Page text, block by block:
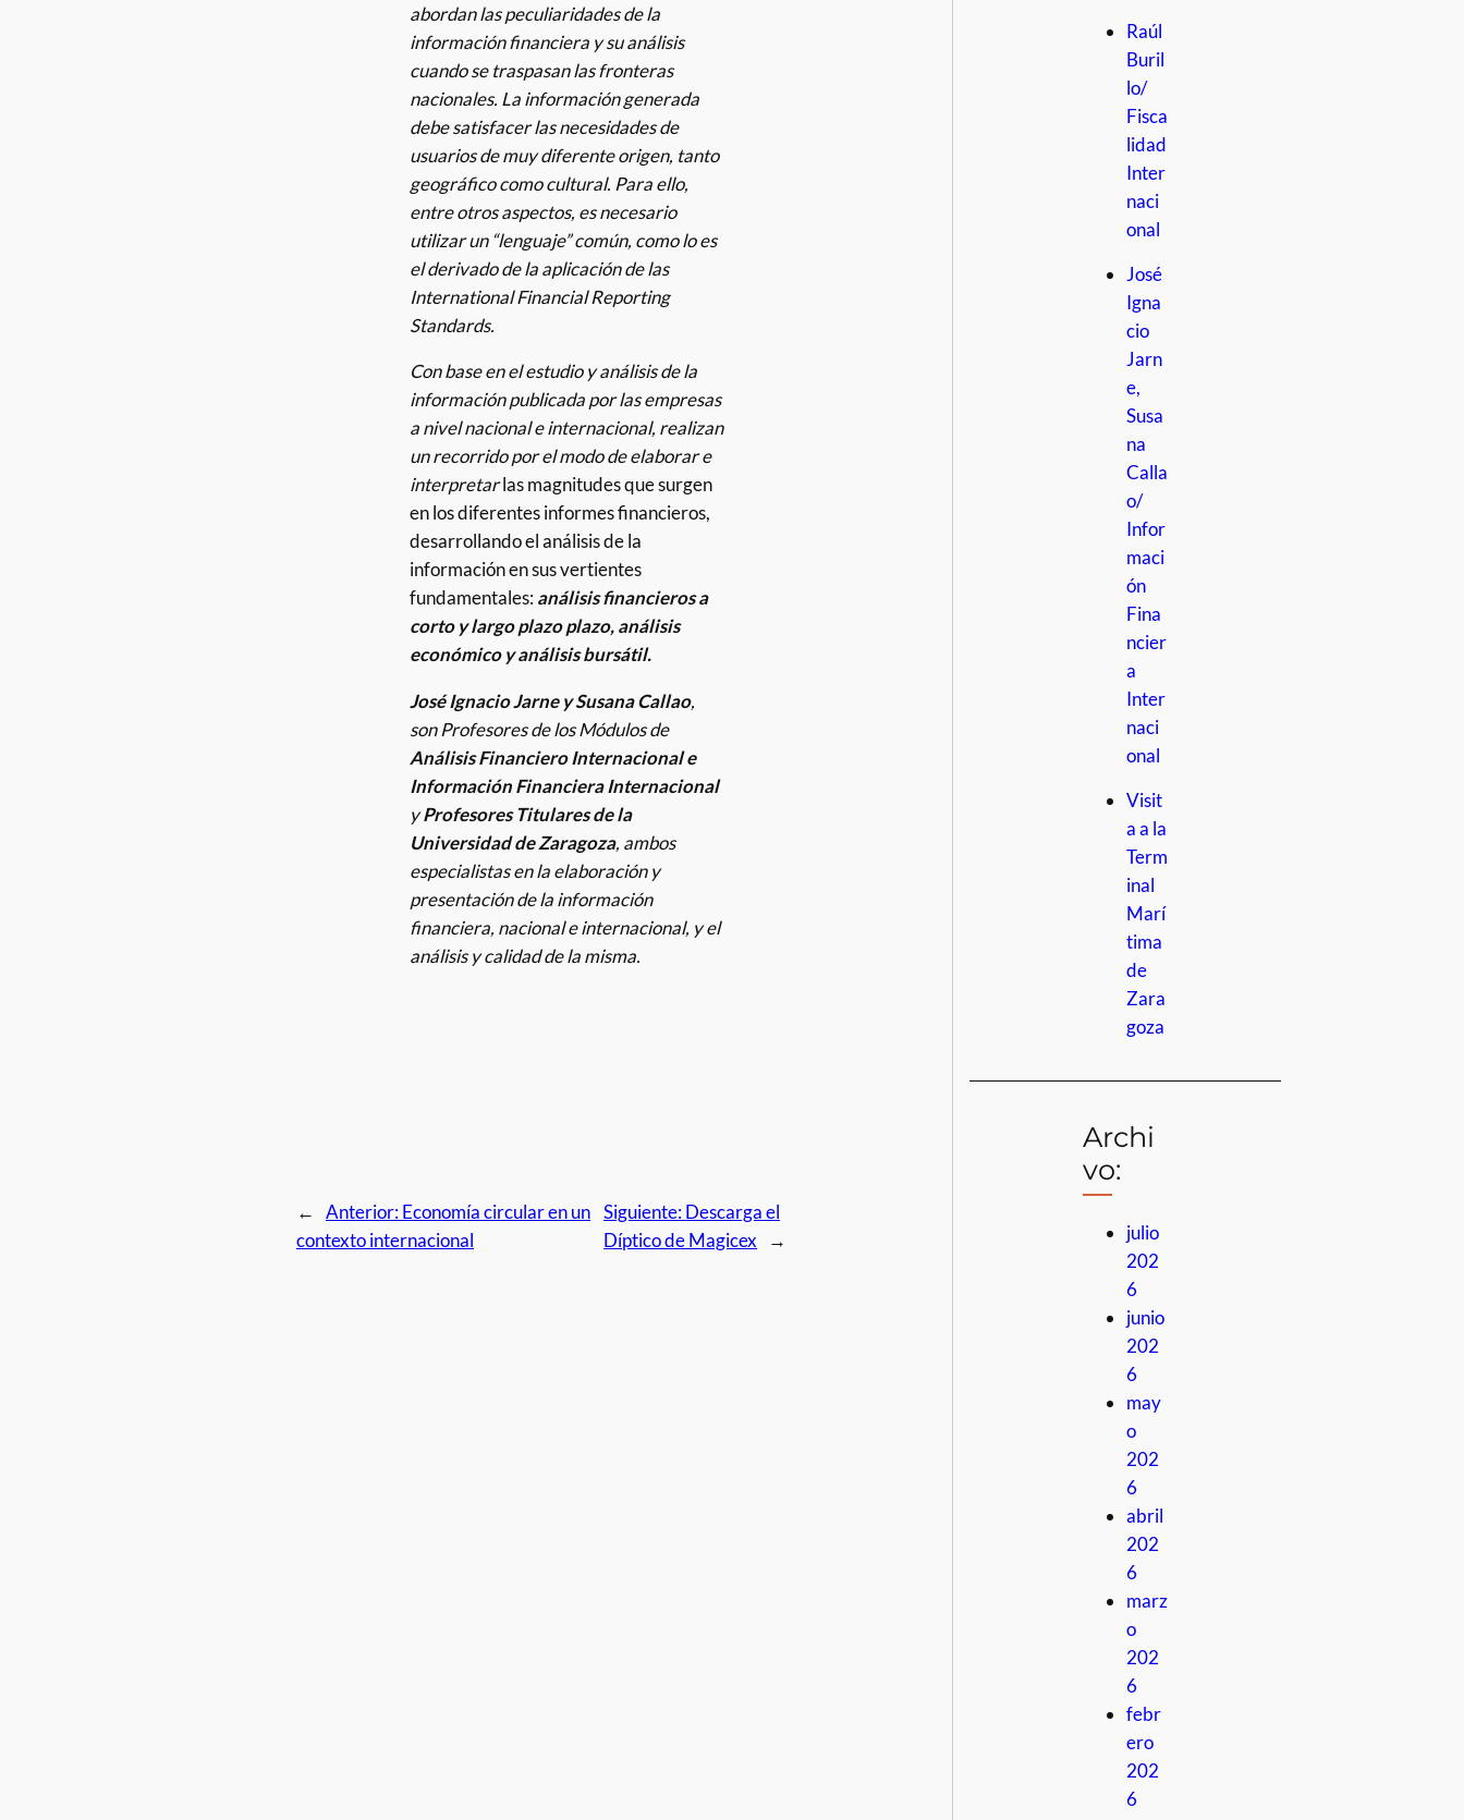
abordan las peculiaridades de la
información financiera y su análisis
cuando se traspasan las fronteras
nacionales. La información generada
debe satisfacer las necesidades de
usuarios de muy diferente origen, tanto
geográfico como cultural. Para ello,
entre otros aspectos, es necesario
utilizar un “lenguaje” común, como lo es
el derivado de la aplicación de las
International Financial Reporting
Standards.
Con base en el estudio y análisis de la
información publicada por las empresas
a nivel nacional e internacional, realizan
un recorrido por el modo de elaborar e
interpretarlas magnitudes que surgen
en los diferentes informes financieros,
desarrollando el análisis de la
información en sus vertientes
fundamentales:análisis financieros a
corto y largo plazo plazo, análisis
económico y análisis bursátil.
José Ignacio Jarne y Susana Callao,
son Profesores de los Módulos de
Análisis Financiero Internacionale
Información Financiera Internacional
yProfesores Titulares de la
Universidad de Zaragoza, ambos
especialistas en la elaboración y
presentación de la información
financiera, nacional e internacional, y el
análisis y calidad de la misma.
← Anterior:Economía circular en un
contexto internacional
Siguiente:Descarga el
Díptico de Magicex
→
Raúl
Buril
lo/
Fisca
lidad
Inter
naci
onal
José
Igna
cio
Jarn
e,
Susa
na
Calla
o/
Infor
maci
ón
Fina
ncier
a
Inter
naci
onal
Visit
a a la
Term
inal
Marí
tima
de
Zara
goza
Archi
vo:
julio
202
6
junio
202
6
may
o
202
6
abril
202
6
marz
o
202
6
febr
ero
202
6